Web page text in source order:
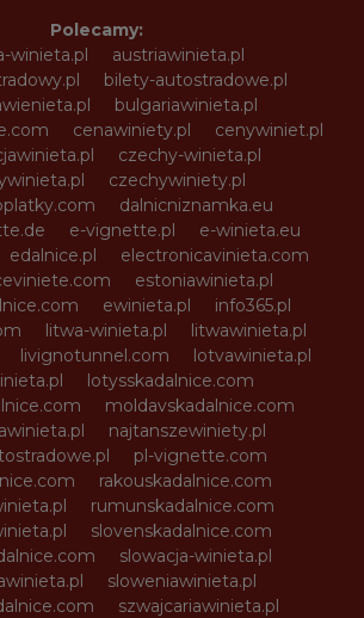
Polecamy:
winieta.pl
austriawinieta.pl
bilety-autostradowe.pl
bulgariawinieta.pl
cenawiniety.pl
cenywiniet.pl
czechy-winieta.pl
czechywiniety.pl
dalnicniznamka.eu
e-vignette.pl
e-winieta.eu
edalnice.pl
electronicavinieta.com
estoniawinieta.pl
ewinieta.pl
info365.pl
litwa-winieta.pl
litwawinieta.pl
livignotunnel.com
lotvawinieta.pl
lotysskadalnice.com
moldavskadalnice.com
najtanszewiniety.pl
pl-vignette.com
rakouskadalnice.com
rumunskadalnice.com
slovenskadalnice.com
slowacja-winieta.pl
sloweniawinieta.pl
szwajcariawinieta.pl